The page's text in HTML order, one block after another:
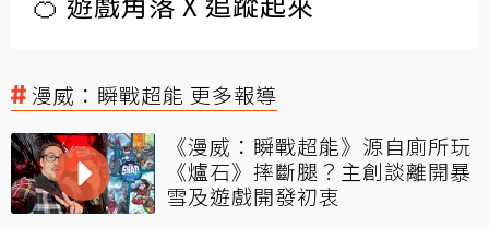
漫威：瞬戰超能 更多報導
《漫威：瞬戰超能》源自廁所玩
《爐石》摔斷腿？主創談離開暴
雪及遊戲開發初衷